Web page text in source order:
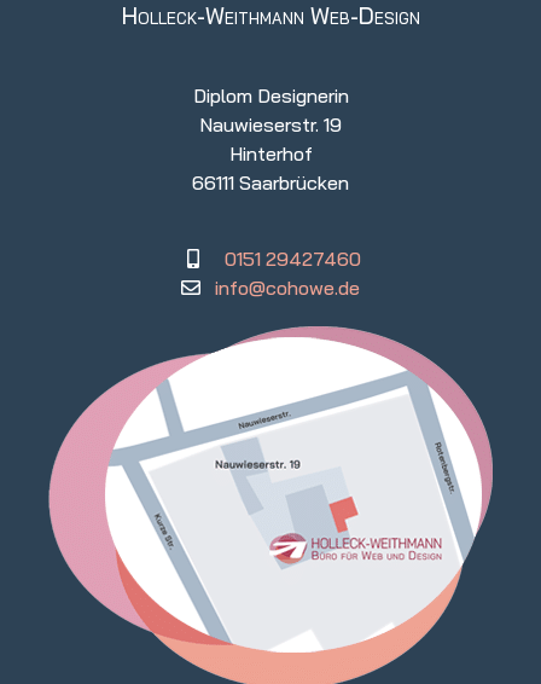
Holleck-Weithmann Web-Design
Diplom Designerin
Nauwieserstr. 19
Hinterhof
66111 Saarbrücken
0151 29427460
info@cohowe.de